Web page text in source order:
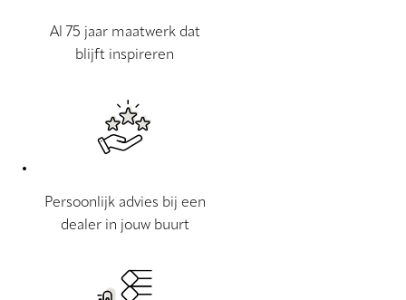
Al 75 jaar maatwerk dat
blijft inspireren
Persoonlijk advies bij een
dealer in jouw buurt